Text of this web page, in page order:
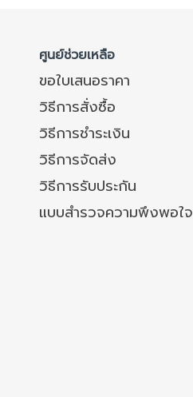
ศูนย์ช่วยเหลือ
ขอใบเสนอราคา
วิธีการสั่งซื้อ
วิธีการชำระเงิน
วิธีการจัดส่ง
วิธีการรับประกัน
แบบสำรวจความพึงพอใจ